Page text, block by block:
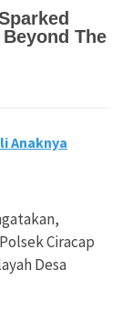
Anaknya
Ciracap
Desa